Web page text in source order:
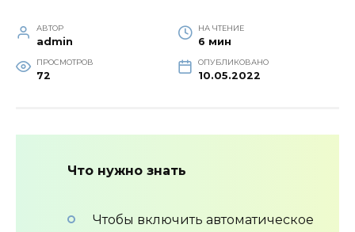
АВТОР
admin
НА ЧТЕНИЕ
6 мин
ПРОСМОТРОВ
72
ОПУБЛИКОВАНО
10.05.2022
Что нужно знать
Чтобы включить автоматическое